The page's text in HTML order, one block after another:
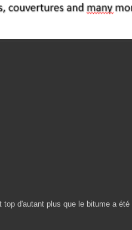
d'autant plus que le bitume a été